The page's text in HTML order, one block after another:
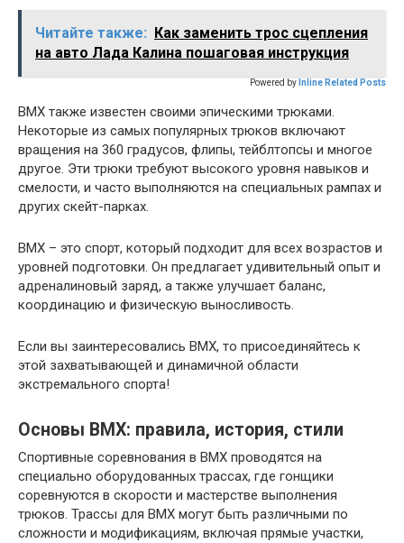
Читайте также: Как заменить трос сцепления
на авто Лада Калина пошаговая инструкция
Powered by Inline Related Posts
ВМХ также известен своими эпическими трюками.
Некоторые из самых популярных трюков включают
вращения на 360 градусов, флипы, тейблтопсы и многое
другое. Эти трюки требуют высокого уровня навыков и
смелости, и часто выполняются на специальных рампах и
других скейт-парках.
ВМХ – это спорт, который подходит для всех возрастов и
уровней подготовки. Он предлагает удивительный опыт и
адреналиновый заряд, а также улучшает баланс,
координацию и физическую выносливость.
Если вы заинтересовались ВМХ, то присоединяйтесь к
этой захватывающей и динамичной области
экстремального спорта!
Основы ВМХ: правила, история, стили
Спортивные соревнования в ВМХ проводятся на
специально оборудованных трассах, где гонщики
соревнуются в скорости и мастерстве выполнения
трюков. Трассы для ВМХ могут быть различными по
сложности и модификациям, включая прямые участки,